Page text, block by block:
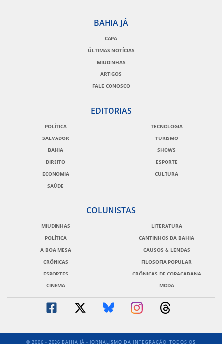
BAHIA JÁ
CAPA
ÚLTIMAS NOTÍCIAS
MIUDINHAS
ARTIGOS
FALE CONOSCO
EDITORIAS
POLÍTICA
SALVADOR
BAHIA
DIREITO
ECONOMIA
SAÚDE
TECNOLOGIA
TURISMO
SHOWS
ESPORTE
CULTURA
COLUNISTAS
MIUDINHAS
POLÍTICA
A BOA MESA
CRÔNICAS
ESPORTES
CINEMA
LITERATURA
CANTINHOS DA BAHIA
CAUSOS & LENDAS
FILOSOFIA POPULAR
CRÔNICAS DE COPACABANA
MODA
© 2006 - 2026 BAHIA JÁ - JORNALISMO DA INTEGRAÇÃO. TODOS OS